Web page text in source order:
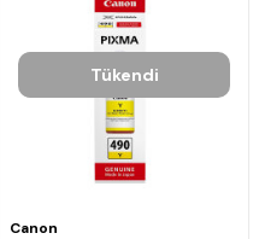
Tükendi
Canon